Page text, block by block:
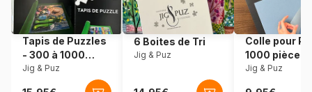
Dimensions 68 x 49 cm
Tapis de Puzzles
- 300 à 1000
pièces
Jig & Puz
6 Boites de Tri
Jig & Puz
Colle pour
1000 pièces
Jig & Puz